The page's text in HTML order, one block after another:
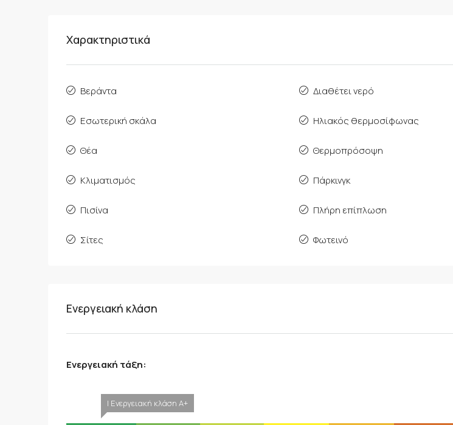
Χαρακτηριστικά
Βεράντα Διαθέτει νερό
Εσωτερική σκάλα Ηλιακός θερμοσίφωνας
Θέα Θερμοπρόσοψη
Κλιματισμός Πάρκινγκ
Πισίνα Πλήρη επίπλωση
Σίτες Φωτεινό
Ενεργειακή κλάση
Ενεργειακή τάξη:
| Ενεργειακή κλάση A+